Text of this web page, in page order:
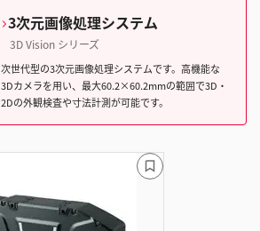
3次元画像処理システム
3D Vision シリーズ
次世代型の3次元画像処理システムです。高機能な
3Dカメラを用い、最大60.2×60.2mmの範囲で3D・
2Dの外観検査や寸法計測が可能です。
ブ
ッ